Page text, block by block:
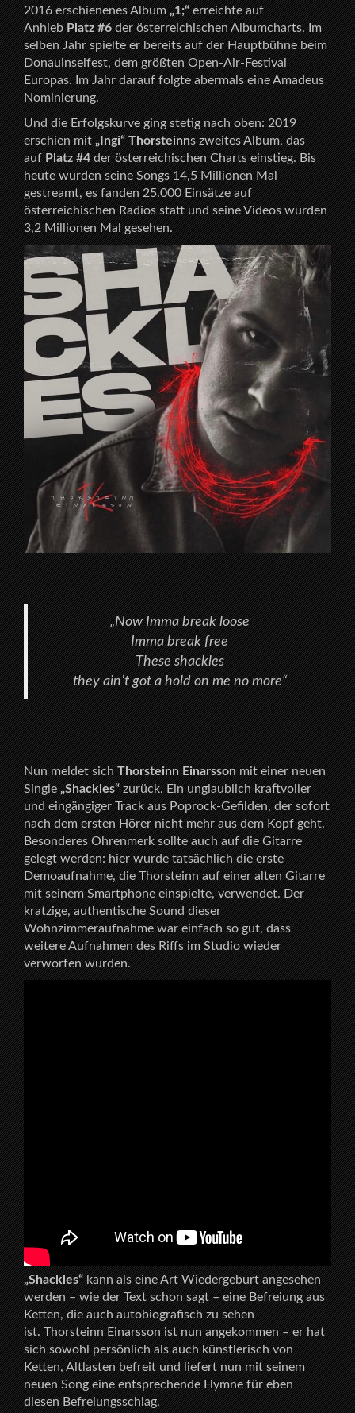
2016 erschienenes Album„1;“erreichte auf
AnhiebPlatz #6der österreichischen Albumcharts. Im
selben Jahr spielte er bereits auf der Hauptbühne beim
Donauinselfest, dem größten Open-Air-Festival
Europas. Im Jahr darauf folgte abermals eine Amadeus
Nominierung.
Und die Erfolgskurve ging stetig nach oben: 2019
erschien mit„Ingi“ Thorsteinns zweites Album, das
aufPlatz #4der österreichischen Charts einstieg. Bis
heute wurden seine Songs 14,5 Millionen Mal
gestreamt, es fanden 25.000 Einsätze auf
österreichischen Radios statt und seine Videos wurden
3,2 Millionen Mal gesehen.
„Now Imma break loose
Imma break free
These shackles
they ain’t got a hold on me no more“
Nun meldet sichThorsteinn Einarssonmit einer neuen
Single„Shackles“zurück. Ein unglaublich kraftvoller
und eingängiger Track aus Poprock-Gefilden, der sofort
nach dem ersten Hörer nicht mehr aus dem Kopf geht.
Besonderes Ohrenmerk sollte auch auf die Gitarre
gelegt werden: hier wurde tatsächlich die erste
Demoaufnahme, die Thorsteinn auf einer alten Gitarre
mit seinem Smartphone einspielte, verwendet. Der
kratzige, authentische Sound dieser
Wohnzimmeraufnahme war einfach so gut, dass
weitere Aufnahmen des Riffs im Studio wieder
verworfen wurden.
„Shackles“kann als eine Art Wiedergeburt angesehen
werden – wie der Text schon sagt – eine Befreiung aus
Ketten, die auch autobiografisch zu sehen
ist. Thorsteinn Einarsson ist nun angekommen – er hat
sich sowohl persönlich als auch künstlerisch von
Ketten, Altlasten befreit und liefert nun mit seinem
neuen Song eine entsprechende Hymne für eben
diesen Befreiungsschlag.